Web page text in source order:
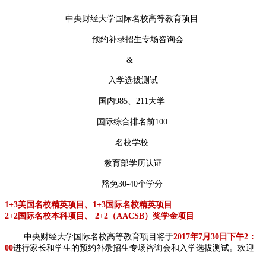
中央财经大学国际名校高等教育项目
预约补录招生专场咨询会
&
入学选拔测试
国内985、211大学
国际综合排名前100
名校学校
教育部学历认证
豁免30-40个学分
1+3美国名校精英项目、1+3国际名校精英项目
2+2国际名校本科项目、 2+2（AACSB）奖学金项目
中央财经大学国际名校高等教育项目将于2017年7月30日下午2：
00进行家长和学生的预约补录招生专场咨询会和入学选拔测试。欢迎